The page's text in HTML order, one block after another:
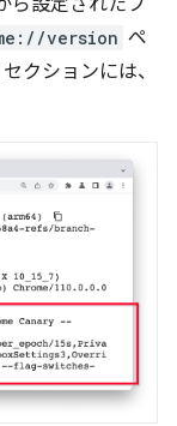
version ペ
クションには、